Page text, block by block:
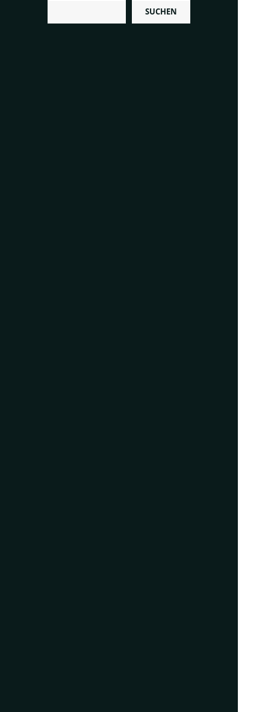
SUCHEN